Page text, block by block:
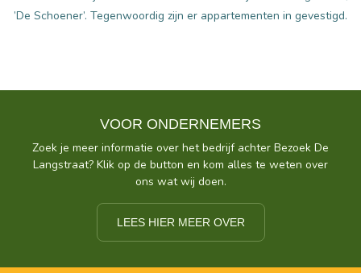
’De Schoener’. Tegenwoordig zijn er appartementen in gevestigd.
VOOR ONDERNEMERS
Zoek je meer informatie over het bedrijf achter Bezoek De
Langstraat? Klik op de button en kom alles te weten over
ons wat wij doen.
LEES HIER MEER OVER